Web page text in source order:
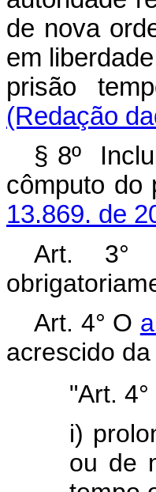
de nova
em
prisão
(Redação
§ 8º
cômputo
13.869. de
Art. 3°
Art. 4° O
acrescido
"Art.
i)
ou de